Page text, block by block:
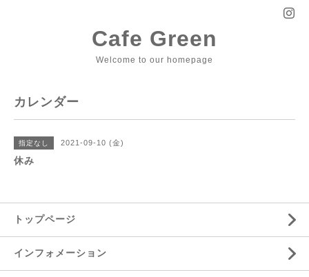
Cafe Green
Welcome to our homepage
カレンダー
指定なし 2021-09-10 (金)
休み
トップページ
インフォメーション